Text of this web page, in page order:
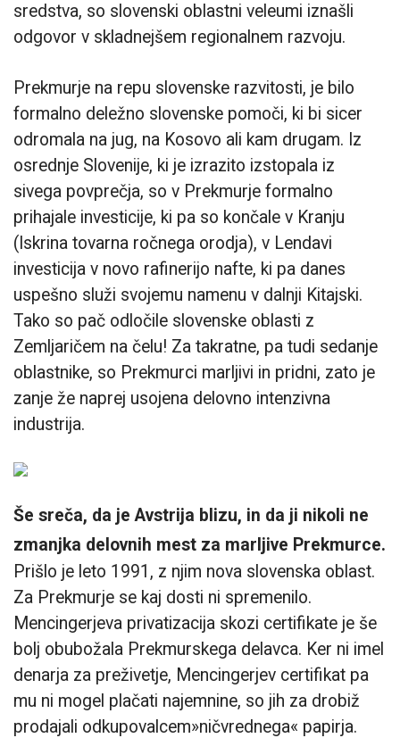
sredstva, so slovenski oblastni veleumi iznašli
odgovor v skladnejšem regionalnem razvoju.
Prekmurje na repu slovenske razvitosti, je bilo
formalno deležno slovenske pomoči, ki bi sicer
odromala na jug, na Kosovo ali kam drugam. Iz
osrednje Slovenije, ki je izrazito izstopala iz
sivega povprečja, so v Prekmurje formalno
prihajale investicije, ki pa so končale v Kranju
(Iskrina tovarna ročnega orodja), v Lendavi
investicija v novo rafinerijo nafte, ki pa danes
uspešno služi svojemu namenu v dalnji Kitajski.
Tako so pač odločile slovenske oblasti z
Zemljaričem na čelu! Za takratne, pa tudi sedanje
oblastnike, so Prekmurci marljivi in pridni, zato je
zanje že naprej usojena delovno intenzivna
industrija.
Še sreča, da je Avstrija blizu, in da ji nikoli ne
zmanjka delovnih mest za marljive Prekmurce.
Prišlo je leto 1991, z njim nova slovenska oblast.
Za Prekmurje se kaj dosti ni spremenilo.
Mencingerjeva privatizacija skozi certifikate je še
bolj obubožala Prekmurskega delavca. Ker ni imel
denarja za preživetje, Mencingerjev certifikat pa
mu ni mogel plačati najemnine, so jih za drobiž
prodajali odkupovalcem»ničvrednega« papirja.